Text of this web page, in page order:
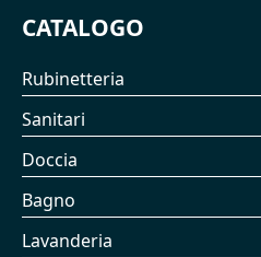
CATALOGO
Rubinetteria
Sanitari
Doccia
Bagno
Lavanderia